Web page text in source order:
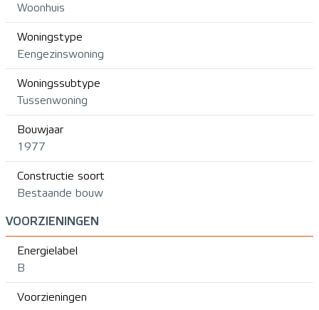
Woonhuis
Woningstype
Eengezinswoning
Woningssubtype
Tussenwoning
Bouwjaar
1977
Constructie soort
Bestaande bouw
VOORZIENINGEN
Energielabel
B
Voorzieningen